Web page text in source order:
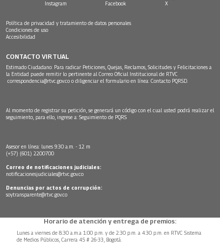
Instagram Facebook X
Política de privacidad y tratamiento de datos personales
Condiciones de uso
Accesibilidad
CONTACTO VIRTUAL
Estimado Ciudadano: Para radicar Peticiones, Quejas, Reclamos, Solicitudes y Felicitaciones a
la Entidad puede remitir lo pertinente al Correo Oficial Institucional de RTVC
correspondencia@rtvc.gov.co o diligenciar el formulario en línea: Contacto PQRSD.
Al momento de registrar su petición, se generará un código con el cual usted podrá realizar el
seguimiento, para ello, ingrese a: Seguimiento de PQRS
Asesor en línea: lunes 9:30 a.m. - 12 m
(+57) (601) 2200700
Correo de notificaciones judiciales:
notificacionesjudiciales@rtvc.gov.co
Denuncias por actos de corrupción:
soytransparente@rtvc.gov.co
Horario de atención y entrega de premios:
Lunes a viernes de 8:30 a.m.a 1:00 p.m. y de 2:30 p.m. a 4:30 p.m. en RTVC Sistema
de Medios Públicos, Carrera 45 # 26-33, Bogotá.